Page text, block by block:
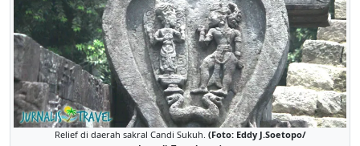
Relief di daerah sakral Candi Sukuh. (Foto: Eddy J.Soetopo/